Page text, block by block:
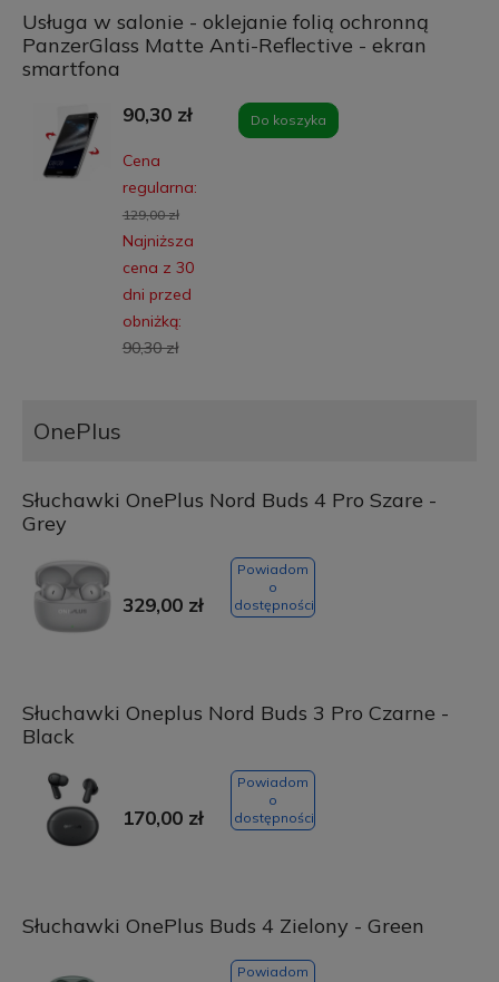
Usługa w salonie - oklejanie folią ochronną
PanzerGlass Matte Anti-Reflective - ekran
smartfona
90,30 zł
Cena
regularna:
129,00 zł
Najniższa
cena z 30
dni przed
obniżką:
90,30 zł
Do koszyka
OnePlus
Słuchawki OnePlus Nord Buds 4 Pro Szare -
Grey
329,00 zł
Powiadom
o
dostępności
Słuchawki Oneplus Nord Buds 3 Pro Czarne -
Black
170,00 zł
Powiadom
o
dostępności
Słuchawki OnePlus Buds 4 Zielony - Green
Powiadom